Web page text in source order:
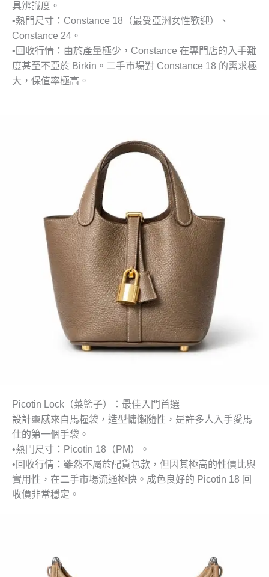
具辨識度。
•熱門尺寸 ：Constance 18（最受亞洲女性歡迎）、
Constance 24。
• 回收行情 ：由於產量極少，Constance 在專門店的入手難
度甚至不亞於 Birkin。二手市場對 Constance 18 的需求極
大，保值率極高。
Picotin Lock（菜籃子）：最佳入門首選
設計靈感來自馬糧袋，造型慵懶隨性，是許多人入手愛馬
仕的第一個手袋。
•熱門尺寸 ：Picotin 18（PM）。
• 回收行情 ：雖然不屬於配貨包款，但因其極高的性價比與
實用性，在二手市場流通極快。成色良好的 Picotin 18 回
收價非常穩定。